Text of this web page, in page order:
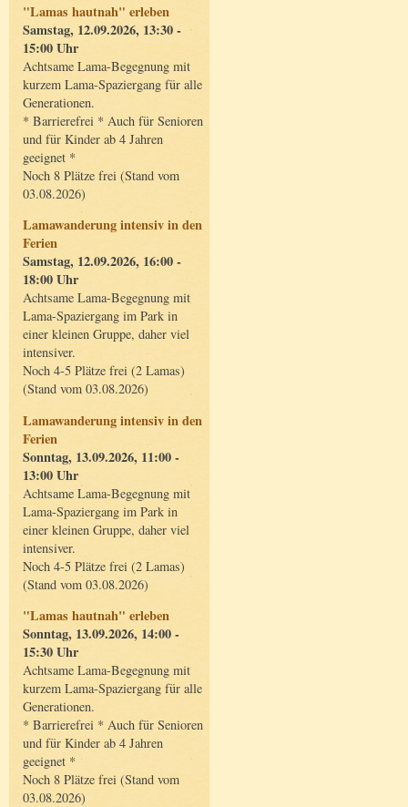
"Lamas hautnah" erleben
Samstag, 12.09.2026, 13:30 -
15:00 Uhr
Achtsame Lama-Begegnung mit
kurzem Lama-Spaziergang für alle
Generationen.
* Barrierefrei * Auch für Senioren
und für Kinder ab 4 Jahren
geeignet *
Noch 8 Plätze frei (Stand vom
03.08.2026)
Lamawanderung intensiv in den
Ferien
Samstag, 12.09.2026, 16:00 -
18:00 Uhr
Achtsame Lama-Begegnung mit
Lama-Spaziergang im Park in
einer kleinen Gruppe, daher viel
intensiver.
Noch 4-5 Plätze frei (2 Lamas)
(Stand vom 03.08.2026)
Lamawanderung intensiv in den
Ferien
Sonntag, 13.09.2026, 11:00 -
13:00 Uhr
Achtsame Lama-Begegnung mit
Lama-Spaziergang im Park in
einer kleinen Gruppe, daher viel
intensiver.
Noch 4-5 Plätze frei (2 Lamas)
(Stand vom 03.08.2026)
"Lamas hautnah" erleben
Sonntag, 13.09.2026, 14:00 -
15:30 Uhr
Achtsame Lama-Begegnung mit
kurzem Lama-Spaziergang für alle
Generationen.
* Barrierefrei * Auch für Senioren
und für Kinder ab 4 Jahren
geeignet *
Noch 8 Plätze frei (Stand vom
03.08.2026)